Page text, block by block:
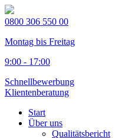
0800 306 550 00
Montag bis Freitag
9:00 - 17:00
Schnellbewerbung
Klientenberatung
Start
Über uns
Qualitätsbericht